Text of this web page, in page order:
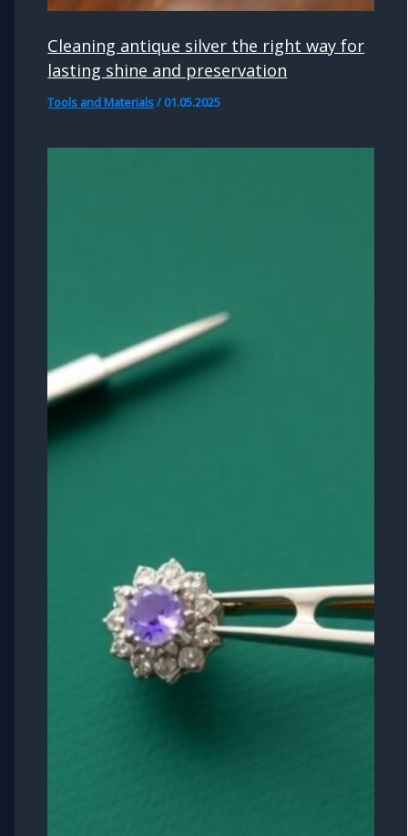
Cleaning antique silver the right way for
lasting shine and preservation
Tools and Materials/ 01.05.2025